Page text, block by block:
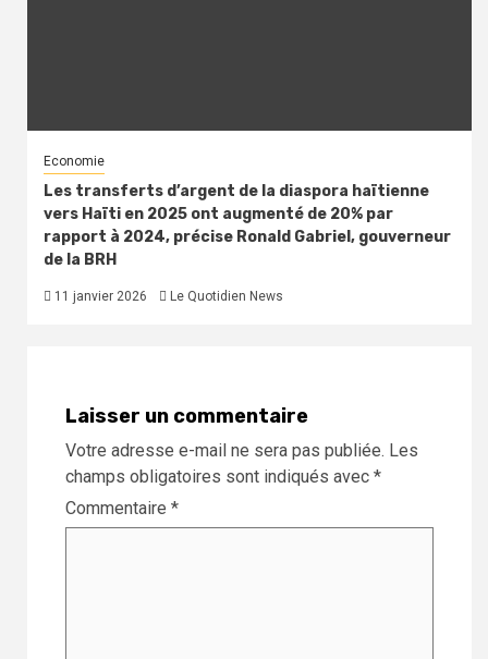
Economie
Les transferts d’argent de la diaspora haïtienne
vers Haïti en 2025 ont augmenté de 20% par
rapport à 2024, précise Ronald Gabriel, gouverneur
de la BRH
11 janvier 2026 Le Quotidien News
Laisser un commentaire
Votre adresse e-mail ne sera pas publiée. Les
champs obligatoires sont indiqués avec *
Commentaire *